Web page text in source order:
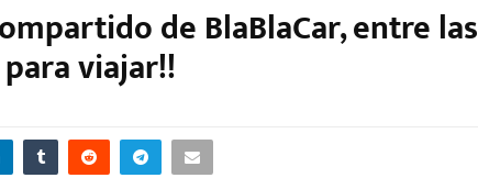
de BlaBlaCar, entre las
viajar!!